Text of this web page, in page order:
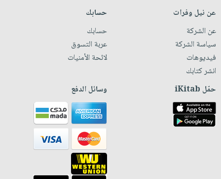
عن نيل وفرات
عن الشركة
سياسة الشركة
فيديوهات
انشر كتابك
حسابك
حسابك
عربة التسوق
لائحة الأمنيات
حمّل iKitab وسائل الدفع